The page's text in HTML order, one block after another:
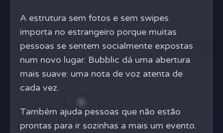
A estrutura sem fotos e sem swipes
importa no estrangeiro porque muitas
pessoas se sentem socialmente expostas
num novo lugar. Bubblic dá uma abertura
mais suave: uma nota de voz atenta de
cada vez.
Também ajuda pessoas que não estão
prontas para ir sozinhas a mais um evento.